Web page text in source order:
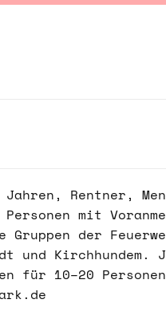
Rentner,
mit
der
und Kirchhundem.
für 10–20